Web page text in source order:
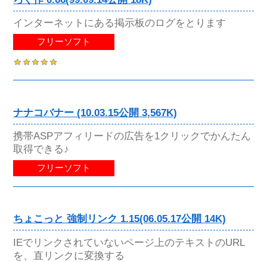
インターネットにある掲示板のログをとります
フリーソフト
ナナコバナー (10.03.15公開 3,567K)
携帯ASPアフィリードの広告を1クリックでかんたん
取得できる♪
フリーソフト
ちょこっと 強制リンク 1.15(06.05.17公開 14K)
IEでリンクされていないページ上のテキストのURL
を、直リンクに変換する